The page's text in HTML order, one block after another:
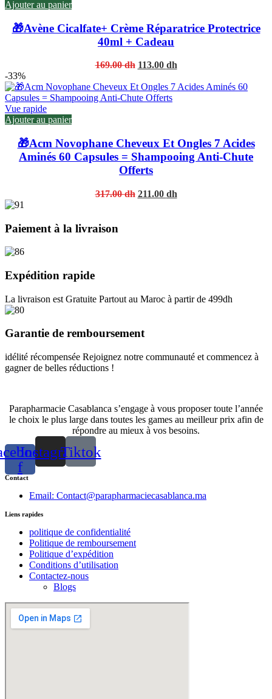
Ajouter au panier
🎁Avène Cicalfate+ Crème Réparatrice Protectrice
40ml + Cadeau
169.00dh Original
was:
169.00 dh.
113.00 dhCurrent
is:
-33%
Vue rapide
Ajouter au panier
🎁Acm Novophane Cheveux Et Ongles 7 Acides
Aminés 60 Capsules = Shampooing Anti-Chute
Offerts
317.00dh Original
211.00 dhCurrent
Paiement à la livraison
Expédition rapide
La livraison est Gratuite Partout au Maroc à partir de 499dh
Garantie de remboursement
idélité récompensée Rejoignez notre communauté et commencez à
gagner de belles réductions !
Parapharmacie Casablanca s’engage à vous proposer toute l’année
le choix le plus large dans toutes les games au meilleur prix afin de
répondre au mieux à vos besoins.
f
InstagramTiktok
Contact
Email: Contact@parapharmaciecasablanca.ma
Liens rapides
politique de confidentialité
Politique de remboursement
Politique d’expédition
Conditions d’utilisation
Contactez-nous
Blogs